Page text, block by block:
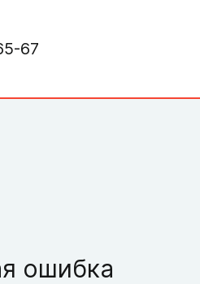
67
ошибка